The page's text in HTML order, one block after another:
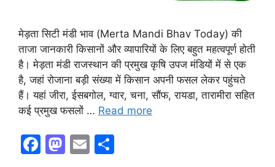
मेड़ता सिटी मंडी भाव (Merta Mandi Bhav Today) की
ताजा जानकारी किसानों और व्यापारियों के लिए बहुत महत्वपूर्ण होती
है। मेड़ता मंडी राजस्थान की प्रमुख कृषि उपज मंडियों में से एक
है, जहां रोजाना बड़ी संख्या में किसान अपनी फसल लेकर पहुंचते
हैं। यहां जीरा, ईसबगोल, ग्वार, चना, सौंफ, रायडा, तारामीरा सहित
कई प्रमुख फसलों … Read more
F
M E